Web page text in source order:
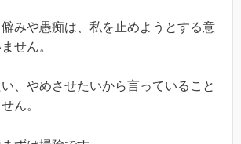
みや愚痴は、私を止めようとする意
せん。
、やめさせたいから言っていること
ん。